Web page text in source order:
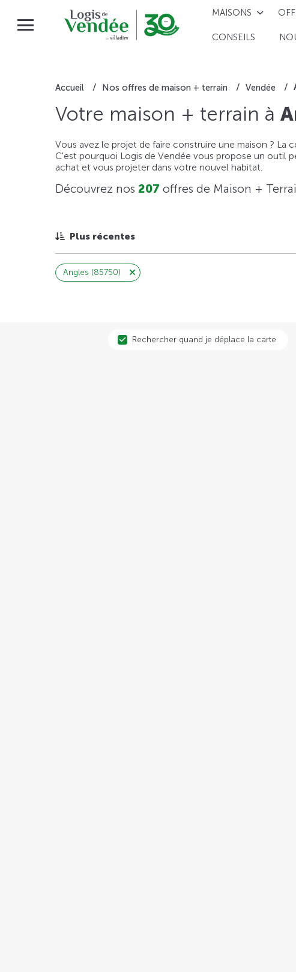
MAISONS
CONSEILS
Accueil Nos offres de maison + terrain Vendée
Votre maison + terrain à
Vous avez le projet de faire construire une maison ?
C'est pourquoi Logis de Vendée vous propose un outil
achat et vous projeter dans votre nouvel habitat.
Découvrez nos 207 offres de Maison +
Plus récentes
Angles (85750)
Rechercher quand je déplace la carte